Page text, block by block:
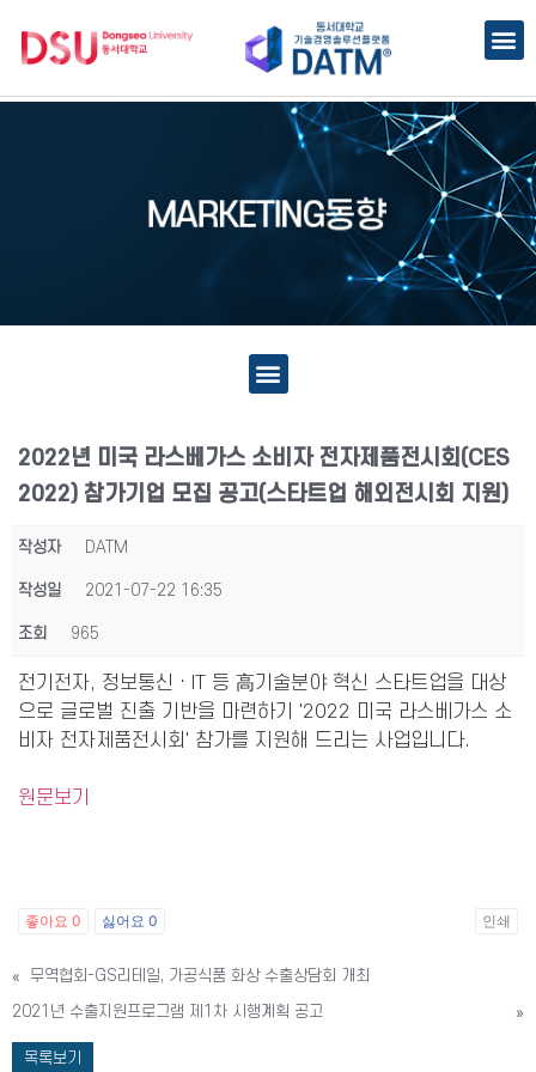
2022년 미국 라스베가스 소비자 전자제품전시회(CES
2022) 참가기업 모집 공고(스타트업 해외전시회 지원)
작성자 DATM
작성일 2021-07-22 16:35
조회 965
전기전자, 정보통신ㆍIT 등 高기술분야 혁신 스타트업을 대상
으로 글로벌 진출 기반을 마련하기 '2022 미국 라스베가스 소
비자 전자제품전시회' 참가를 지원해 드리는 사업입니다.
원문보기
좋아요 0 싫어요 0 인쇄
«
무역협회-GS리테일, 가공식품 화상 수출상담회 개최
2021년 수출지원프로그램 제1차 시행계획 공고
»
목록보기